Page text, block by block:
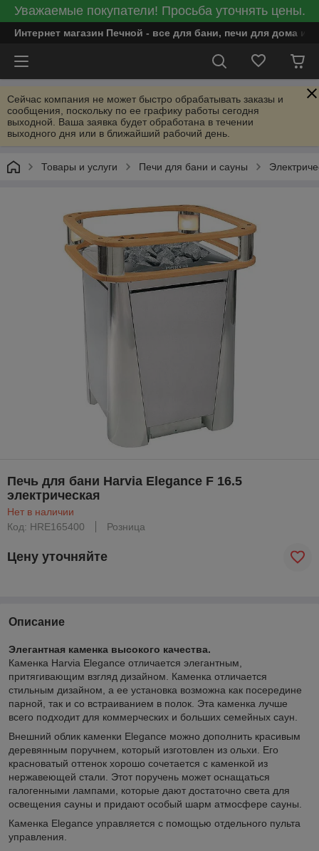
Уважаемые покупатели! Просьба уточнять цены.
Интернет магазин Печной - все для бани, печи для дома и
Сейчас компания не может быстро обрабатывать заказы и
сообщения, поскольку по ее графику работы сегодня
выходной. Ваша заявка будет обработана в течении
выходного дня или в ближайший рабочий день.
Товары и услуги Печи для бани и сауны
Печь для бани Harvia Elegance F 16.5
электрическая
Нет в наличии
Код: HRE165400
Розница
Цену уточняйте
Описание
Элегантная каменка высокого качества.
Каменка Harvia Elegance отличается элегантным,
притягивающим взгляд дизайном. Каменка отличается
стильным дизайном, а ее установка возможна как посередине
парной, так и со встраиванием в полок. Эта каменка лучше
всего подходит для коммерческих и больших семейных саун.
Внешний облик каменки Elegance можно дополнить красивым
деревянным поручнем, который изготовлен из ольхи. Его
красноватый оттенок хорошо сочетается с каменкой из
нержавеющей стали. Этот поручень может оснащаться
галогенными лампами, которые дают достаточно света для
освещения сауны и придают особый шарм атмосфере сауны.
Каменка Elegance управляется с помощью отдельного пульта
управления.